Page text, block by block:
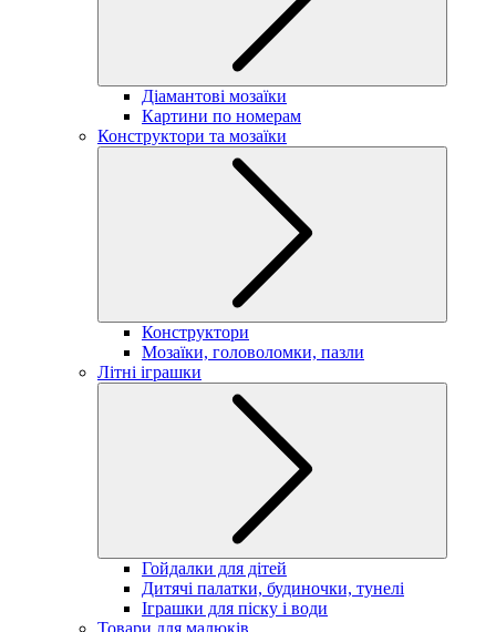
Діамантові мозаїки
Картини по номерам
Конструктори та мозаїки
Конструктори
Мозаїки, головоломки, пазли
Літні іграшки
Гойдалки для дітей
Дитячі палатки, будиночки, тунелі
Іграшки для піску і води
Товари для малюків